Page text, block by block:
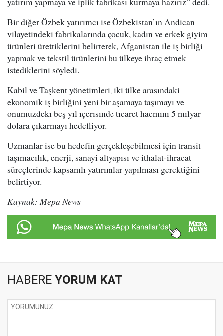
Bir diğer Özbek yatırımcı ise Özbekistan’ın Andican
vilayetindeki fabrikalarında çocuk, kadın ve erkek giyim
ürünleri ürettiklerini belirterek, Afganistan ile iş birliği
yapmak ve tekstil ürünlerini bu ülkeye ihraç etmek
istediklerini söyledi.
Kabil ve Taşkent yönetimleri, iki ülke arasındaki
ekonomik iş birliğini yeni bir aşamaya taşımayı ve
önümüzdeki beş yıl içerisinde ticaret hacmini 5 milyar
dolara çıkarmayı hedefliyor.
Uzmanlar ise bu hedefin gerçekleşebilmesi için transit
taşımacılık, enerji, sanayi altyapısı ve ithalat-ihracat
süreçlerinde kapsamlı yatırımlar yapılması gerektiğini
belirtiyor.
Kaynak: Mepa News
HABERE YORUM KAT